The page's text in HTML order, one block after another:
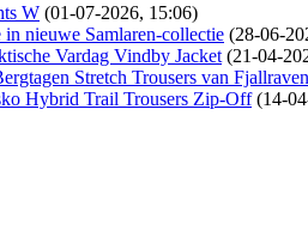
W (01-07-2026, 15:06)
nieuwe Samlaren-collectie (28-06-
Vardag Vindby Jacket (21-04-
Stretch Trousers van Fjallraven
Hybrid Trail Trousers Zip-Off (14-